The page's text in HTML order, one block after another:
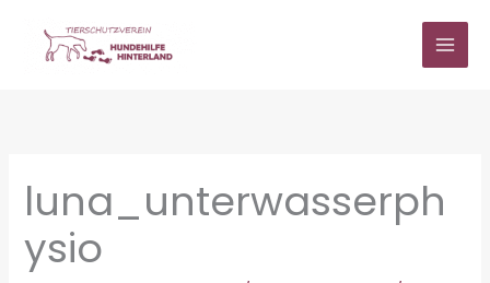
springen
luna_unterwasserph
ysio